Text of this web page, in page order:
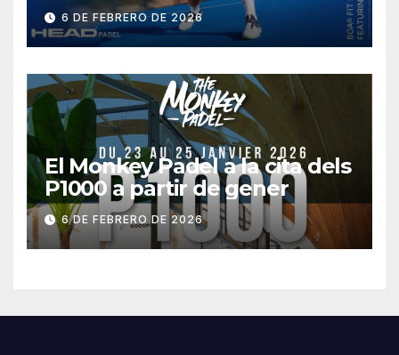
6 DE FEBRERO DE 2026
El Monkey Padel a la cita dels
P1000 a partir de gener
6 DE FEBRERO DE 2026